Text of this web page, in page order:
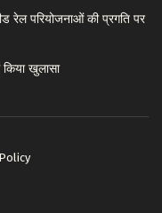
रेल परियोजनाओं की प्रगति पर
खुलासा